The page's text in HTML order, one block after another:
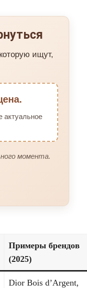
ищут,
актуальное
момента.
Примеры брендов
(2025)
Dior Bois d’Argent,